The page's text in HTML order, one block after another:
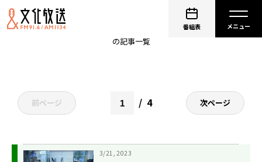
番組表
の記事一覧
前ページ 4 次ページ
3/21, 2023